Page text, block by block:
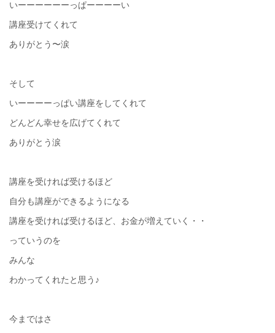
いーーーーーーっぱーーーーい
講座受けてくれて
ありがとう〜涙
そして
いーーーーっぱい講座をしてくれて
どんどん幸せを広げてくれて
ありがとう涙
講座を受ければ受けるほど
自分も講座ができるようになる
講座を受ければ受けるほど、お金が増えていく・・
っていうのを
みんな
わかってくれたと思う♪
今まではさ